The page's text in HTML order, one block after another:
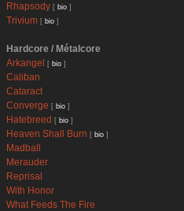
Rhapsody [ bio ]
Trivium [ bio ]
Hardcore / Métalcore
Arkangel
[ bio ]
Caliban
Cataract
Converge [ bio ]
Hatebreed [ bio ]
Heaven Shall Burn [ bio ]
Madball
Merauder
Reprisal
With Honor
What Feeds The Fire